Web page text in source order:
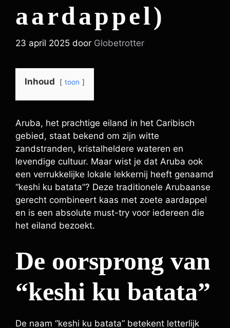
aardappel)
23 april 2025 door Globetrotter
Inhoud toon
Aruba, het prachtige eiland in het Caribisch
gebied, staat bekend om zijn witte
zandstranden, kristalheldere wateren en
levendige cultuur. Maar wist je dat Aruba ook
een verrukkelijke lokale lekkernij heeft genaamd
“keshi ku batata”? Deze traditionele Arubaanse
gerecht combineert kaas met zoete aardappel
en is een absolute must-try voor iedereen die
het eiland bezoekt.
De oorsprong van
“keshi ku batata”
De naam “keshi ku batata” betekent letterlijk